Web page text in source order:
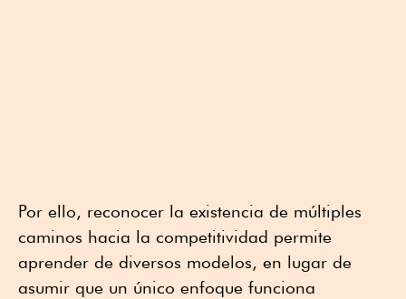
Por ello, reconocer la existencia de múltiples
caminos hacia la competitividad permite
aprender de diversos modelos, en lugar de
asumir que un único enfoque funciona